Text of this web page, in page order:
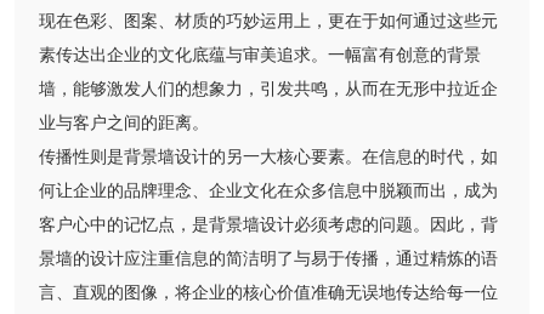
现在色彩、图案、材质的巧妙运用上，更在于如何通过这些元
素传达出企业的文化底蕴与审美追求。一幅富有创意的背景
墙，能够激发人们的想象力，引发共鸣，从而在无形中拉近企
业与客户之间的距离。
传播性则是背景墙设计的另一大核心要素。在信息的时代，如
何让企业的品牌理念、企业文化在众多信息中脱颖而出，成为
客户心中的记忆点，是背景墙设计必须考虑的问题。因此，背
景墙的设计应注重信息的简洁明了与易于传播，通过精炼的语
言、直观的图像，将企业的核心价值准确无误地传达给每一位